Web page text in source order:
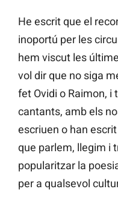
He escrit que el
inoportú per les
hem viscut les
vol dir que no siga
fet Ovidi o Raimon, i
cantants, amb els
escriuen o han
que parlem, llegim i
popularitzar la
per a qualsevol